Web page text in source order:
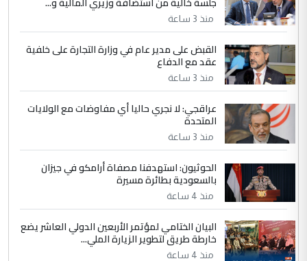
نتشرف بلقاء السيد احمد الصافي في العتبات
الحسنية لزرع ...
الموضوع :
مكتب السيد احمد الصافي : لا يوجود
لدينا اي حساب على الفيس بوك وتويتر
منذ 3 ساعة
القبض على مدير عام في وزارة التجارة على خلفية
عقد مع الدفاع
منذ 3 ساعة
عراقجي: لا نجري حاليا أي مفاوضات مع الولايات
المتحدة
منذ 3 ساعة
الحوثيون: استهدفنا مصفاة أرامكو في جيزان
بالسعودية بطائرة مسيرة
منذ 4 ساعة
البيان الختامي لمؤتمر الأربعين الدولي العاشر يضع
خارطة طريق لتطوير الزيارة الملي...
منذ 4 ساعة